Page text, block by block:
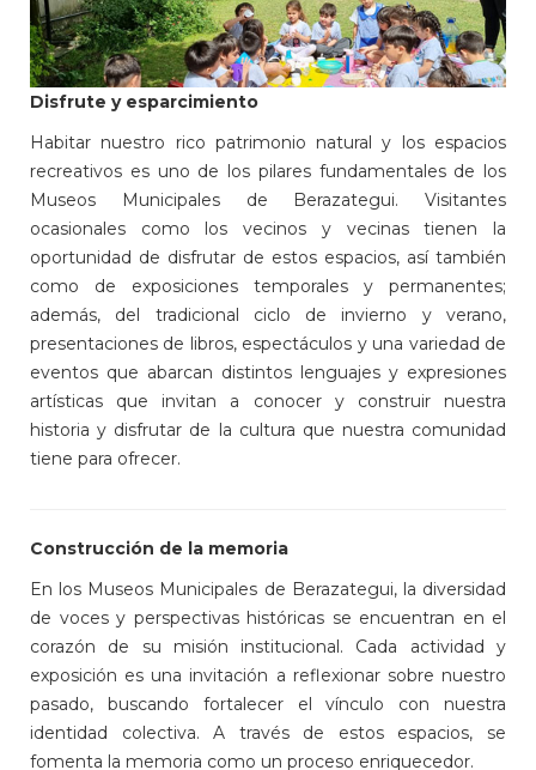
Disfrute y esparcimiento
Habitar nuestro rico patrimonio natural y los espacios
recreativos es uno de los pilares fundamentales de los
Museos Municipales de Berazategui. Visitantes
ocasionales como los vecinos y vecinas tienen la
oportunidad de disfrutar de estos espacios, así también
como de exposiciones temporales y permanentes;
además, del tradicional ciclo de invierno y verano,
presentaciones de libros, espectáculos y una variedad de
eventos que abarcan distintos lenguajes y expresiones
artísticas que invitan a conocer y construir nuestra
historia y disfrutar de la cultura que nuestra comunidad
tiene para ofrecer.
Construcción de la memoria
En los Museos Municipales de Berazategui, la diversidad
de voces y perspectivas históricas se encuentran en el
corazón de su misión institucional. Cada actividad y
exposición es una invitación a reflexionar sobre nuestro
pasado, buscando fortalecer el vínculo con nuestra
identidad colectiva. A través de estos espacios, se
fomenta la memoria como un proceso enriquecedor.